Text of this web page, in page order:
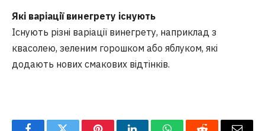
Які варіації винегрету існують
Існують різні варіації винегрету, наприклад з
квасолею, зеленим горошком або яблуком, які
додають нових смакових відтінків.